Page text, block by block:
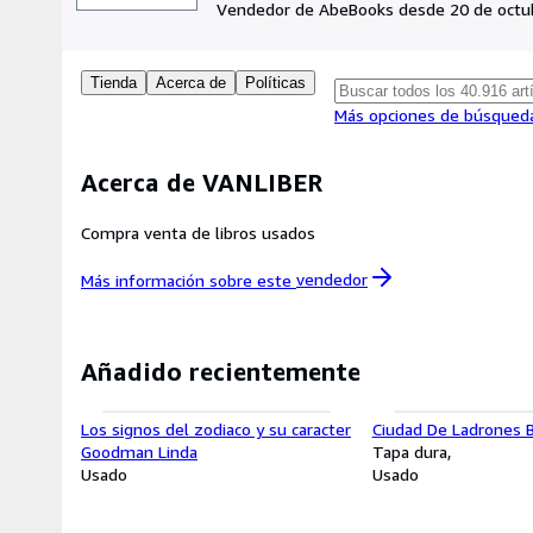
Vendedor de AbeBooks desde 20 de
Tienda Acerca de Políticas
Más opciones de
Acerca de VANLIBER
Compra venta de libros usados
Más información sobre este vendedor
Añadido recientemente
Los signos del zodiaco y su caracter
Goodman Linda
Usado
Ciudad De Ladrones
Tapa dura
Usado